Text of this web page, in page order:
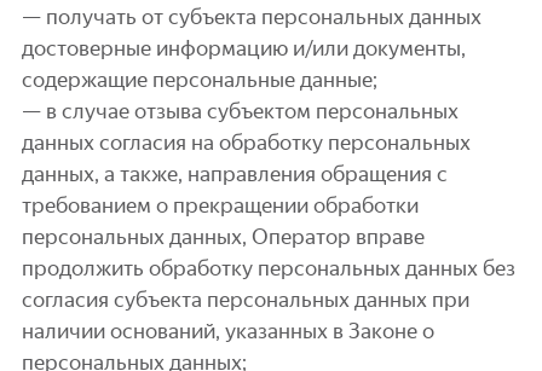
— получать от субъекта персональных данных
достоверные информацию и/или документы,
содержащие персональные данные;
— в случае отзыва субъектом персональных
данных согласия на обработку персональных
данных, а также, направления обращения с
требованием о прекращении обработки
персональных данных, Оператор вправе
продолжить обработку персональных данных без
согласия субъекта персональных данных при
наличии оснований, указанных в Законе о
персональных данных;